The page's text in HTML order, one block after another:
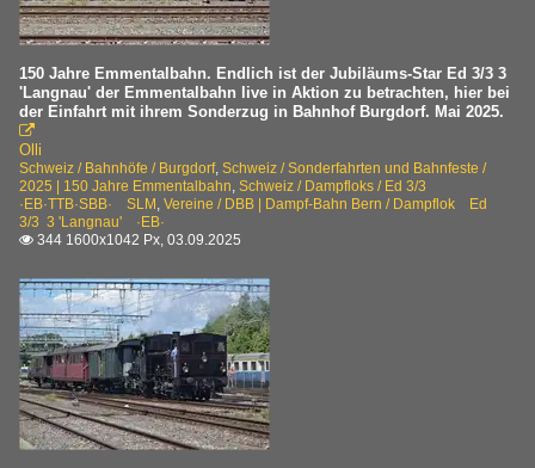
BDe4/4 II 201
ZMB | Zürcher Museums-Bahn
SiTBPersonenwagen C 68 ·SiTB· SIG 1927
SiTBPersonenwagen C 69 ·SiTB· SIG 1927
150 Jahre Emmentalbahn. Endlich ist der Jubiläums-Star Ed 3/3 3
'Langnau' der Emmentalbahn live in Aktion zu betrachten, hier bei
der Einfahrt mit ihrem Sonderzug in Bahnhof Burgdorf. Mai 2025.

Olli
Schweiz / Bahnhöfe / Burgdorf, Schweiz / Sonderfahrten und Bahnfeste /
2025 | 150 Jahre Emmentalbahn, Schweiz / Dampfloks / Ed 3/3
·EB·TTB·SBB· SLM , Vereine / DBB | Dampf-Bahn Bern / Dampflok Ed
3/3 3 'Langnau' ·EB·
 344 1600x1042 Px, 03.09.2025